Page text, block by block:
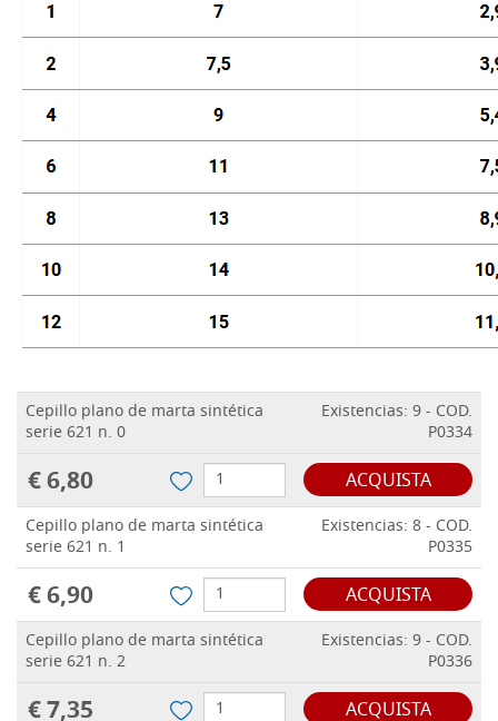
Cepillo plano de marta sintética
serie 621 n. 0
Existencias: 9 - COD.
P0334
€ 6,80 ACQUISTA
Cepillo plano de marta sintética
serie 621 n. 1
Existencias: 8 - COD.
P0335
€ 6,90 ACQUISTA
Cepillo plano de marta sintética
serie 621 n. 2
Existencias: 9 - COD.
P0336
€ 7,35 ACQUISTA